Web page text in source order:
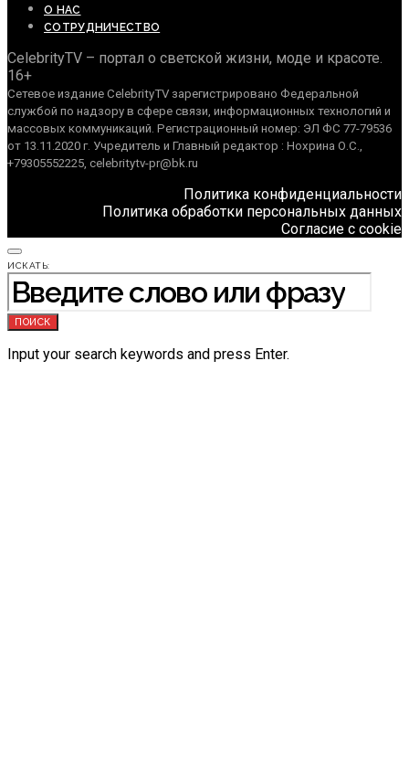
О НАС
СОТРУДНИЧЕСТВО
CelebrityTV – портал о светской жизни, моде и красоте.
16+
Сетевое издание CelebrityTV зарегистрировано Федеральной
службой по надзору в сфере связи, информационных технологий и
массовых коммуникаций. Регистрационный номер: ЭЛ ФС 77-79536
от 13.11.2020 г. Учредитель и Главный редактор : Нохрина О.С.,
+79305552225, celebritytv-pr@bk.ru
Политика конфиденциальности
Политика обработки персональных данных
Согласие с cookie
ИСКАТЬ:
ПОИСК
Input your search keywords and press Enter.